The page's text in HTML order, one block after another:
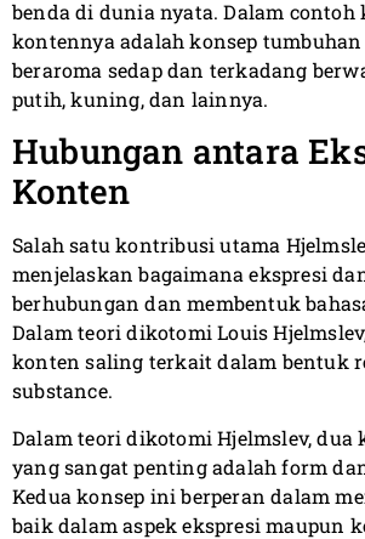
benda di dunia nyata. Dalam contoh
kontennya adalah konsep
beraroma sedap dan terkadang
putih, kuning, dan lainnya.
Hubungan antara
Konten
Salah satu kontribusi utama
menjelaskan bagaimana ekspresi
berhubungan dan membentuk
Dalam teori dikotomi Louis
konten saling terkait dalam bentuk
substance.
Dalam teori dikotomi Hjelmslev, dua
yang sangat penting adalah form
Kedua konsep ini berperan dalam
baik dalam aspek ekspresi maupun